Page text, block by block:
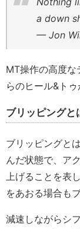
a down
— Jon
MT操作の高度
らのヒール&トゥ
ブリッピングと
ブリッピングと
んだ状態で、ア
上げることを表
をあおる場合も
減速しながらシ